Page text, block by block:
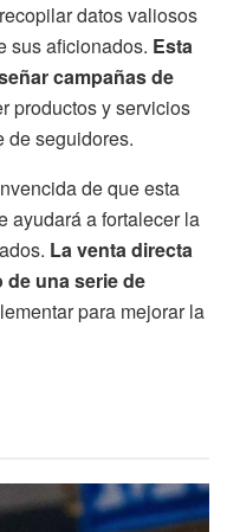
datos valiosos
sus aficionados. Esta
campañas de
productos y servicios
de seguidores.
de que esta
ayudará a fortalecer la
La venta directa
una serie de
para mejorar la